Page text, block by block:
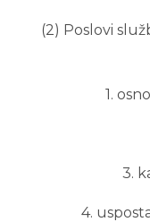
(2) Poslovi
1.
3.
4.